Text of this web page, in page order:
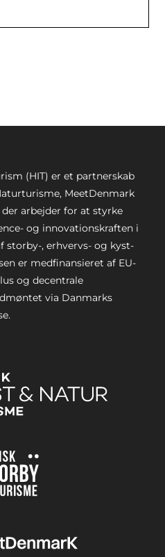
(HIT) er et partnerskab
MeetDenmark
arbejder for at styrke
og innovationskraften i
storby-, erhvervs- og kyst-
er medfinansieret af EU-
og decentrale
via Danmarks